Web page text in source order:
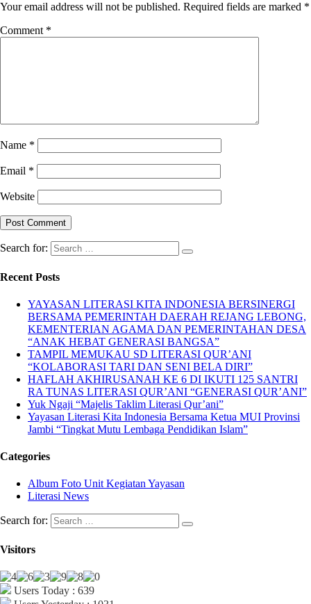
Your email address will not be published. Required fields are marked *
Comment *
Name *
Email *
Website
Search for:
Recent Posts
YAYASAN LITERASI KITA INDONESIA BERSINERGI
BERSAMA PEMERINTAH DAERAH REJANG LEBONG,
KEMENTERIAN AGAMA DAN PEMERINTAHAN DESA
“ANAK HEBAT GENERASI BANGSA”
TAMPIL MEMUKAU SD LITERASI QUR’ANI
“KOLABORASI TARI DAN SENI BELA DIRI”
HAFLAH AKHIRUSANAH KE 6 DI IKUTI 125 SANTRI
RA TUNAS LITERASI QUR’ANI “GENERASI QUR’ANI”
Yuk Ngaji “Majelis Taklim Literasi Qur’ani”
Yayasan Literasi Kita Indonesia Bersama Ketua MUI Provinsi
Jambi “Tingkat Mutu Lembaga Pendidikan Islam”
Categories
Album Foto Unit Kegiatan Yayasan
Literasi News
Search for:
Visitors
Users Today : 639